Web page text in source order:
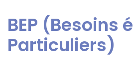
BEP (Besoins
Particuliers)